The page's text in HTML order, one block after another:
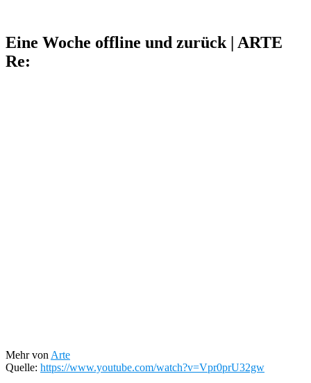
Eine Woche offline und zurück | ARTE
Re:
Mehr von Arte
Quelle: https://www.youtube.com/watch?v=Vpr0prU32gw